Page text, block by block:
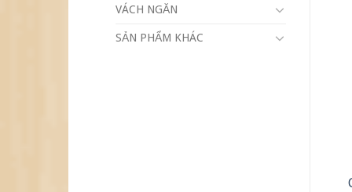
VÁCH NGĂN
SẢN PHẨM KHÁC